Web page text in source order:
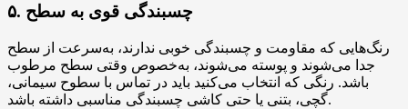
۵. چسبندگی قوی به سطح
رنگ‌هایی که مقاومت و چسبندگی خوبی ندارند، به‌سرعت از سطح
جدا می‌شوند و پوسته می‌شوند، به‌خصوص وقتی سطح مرطوب
باشد. رنگی که انتخاب می‌کنید باید در تماس با سطوح سیمانی،
گچی، بتنی یا حتی کاشی چسبندگی مناسبی داشته باشد.